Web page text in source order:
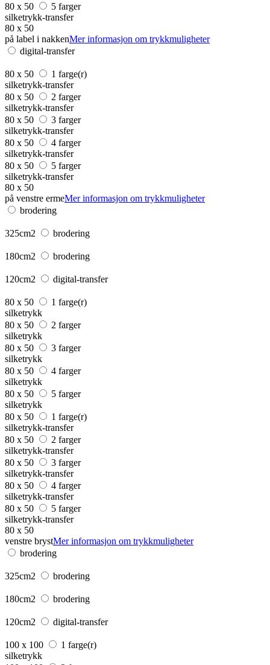
80 x 50
5 farger
silketrykk-transfer
80 x 50
på label i nakkenMer informasjon om trykkmuligheter
digital-transfer
80 x 50
1 farge(r)
silketrykk-transfer
80 x 50
2 farger
silketrykk-transfer
80 x 50
3 farger
silketrykk-transfer
80 x 50
4 farger
silketrykk-transfer
80 x 50
5 farger
silketrykk-transfer
80 x 50
på venstre ermeMer informasjon om trykkmuligheter
brodering
325cm2 brodering
180cm2 brodering
120cm2 digital-transfer
80 x 50
1 farge(r)
silketrykk
80 x 50
2 farger
silketrykk
80 x 50
3 farger
silketrykk
80 x 50
4 farger
silketrykk
80 x 50
5 farger
silketrykk
80 x 50
1 farge(r)
silketrykk-transfer
80 x 50
2 farger
silketrykk-transfer
80 x 50
3 farger
silketrykk-transfer
80 x 50
4 farger
silketrykk-transfer
80 x 50
5 farger
silketrykk-transfer
80 x 50
venstre brystMer informasjon om trykkmuligheter
brodering
325cm2 brodering
180cm2 brodering
120cm2 digital-transfer
100 x 100
1 farge(r)
silketrykk